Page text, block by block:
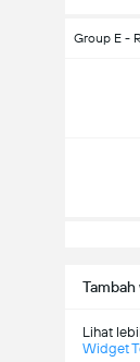
Group E -
Lihat
Widget